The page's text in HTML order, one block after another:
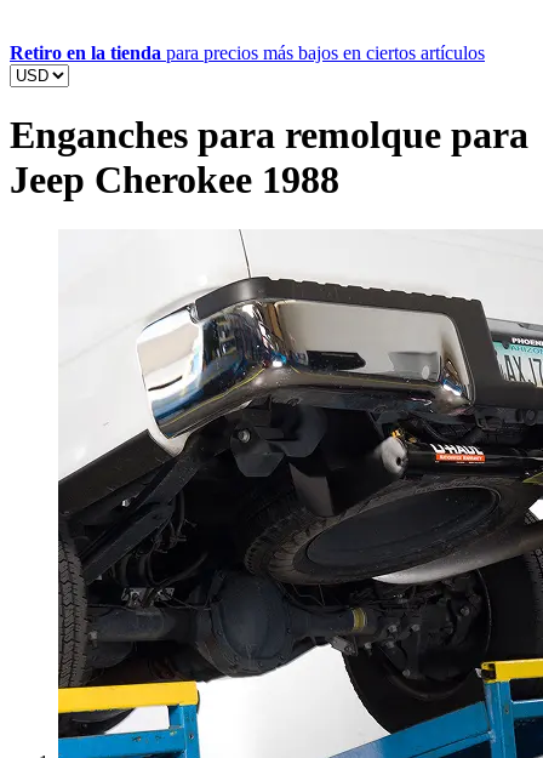
Retiro en la tienda para precios más bajos en ciertos artículos
Enganches para remolque para
Jeep Cherokee 1988